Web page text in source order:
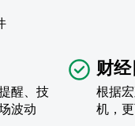
醒、技
波动
财
根据
机，